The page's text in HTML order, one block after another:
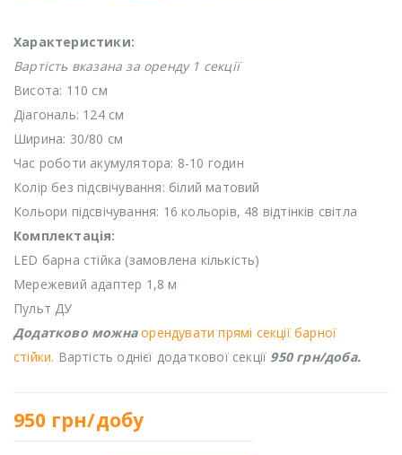
Характеристики:
Вартість вказана за оренду 1 секції
Висота: 110 см
Діагональ: 124 см
Ширина: 30/80 см
Час роботи акумулятора: 8-10 годин
Колір без підсвічування: білий матовий
Кольори підсвічування: 16 кольорів, 48 відтінків світла
Комплектація:
LED барна стійка (замовлена кількість)
Мережевий адаптер 1,8 м
Пульт ДУ
Додатково можна орендувати прямі секції барної
стійки. Вартість однієї додаткової секції 950 грн/доба.
950 грн/добу